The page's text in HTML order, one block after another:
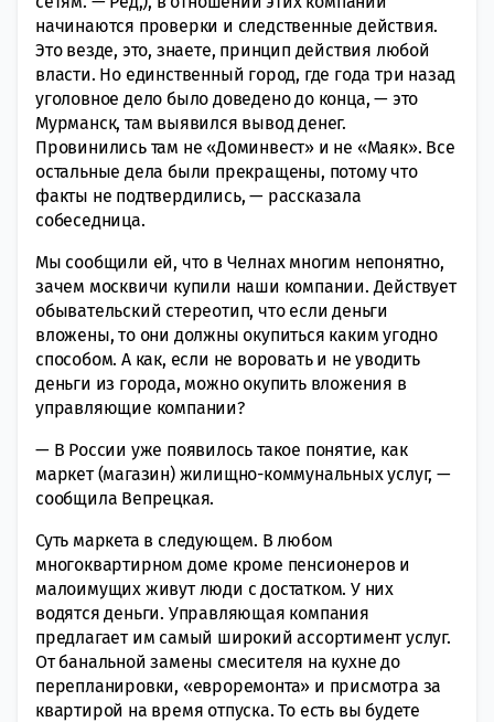
начинаются проверки и следственные действия.
Это везде, это, знаете, принцип действия любой
власти. Но единственный город, где года три назад
уголовное дело было доведено до конца, — это
Мурманск, там выявился вывод денег.
Провинились там не «Доминвест» и не «Маяк». Все
остальные дела были прекращены, потому что
факты не подтвердились, — рассказала
собеседница.
Мы сообщили ей, что в Челнах многим непонятно,
зачем москвичи купили наши компании. Действует
обывательский стереотип, что если деньги
вложены, то они должны окупиться каким угодно
способом. А как, если не воровать и не уводить
деньги из города, можно окупить вложения в
управляющие компании?
— В России уже появилось такое понятие, как
маркет (магазин) жилищно-коммунальных услуг, —
сообщила Вепрецкая.
Суть маркета в следующем. В любом
многоквартирном доме кроме пенсионеров и
малоимущих живут люди с достатком. У них
водятся деньги. Управляющая компания
предлагает им самый широкий ассортимент услуг.
От банальной замены смесителя на кухне до
перепланировки, «евроремонта» и присмотра за
квартирой на время отпуска. То есть вы будете